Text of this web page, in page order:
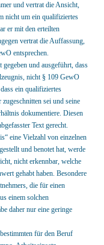
und vertrat die Ansicht,
nicht um ein qualifiziertes
er mit den erteilten
vertrat die Auffassung,
entsprechen.
und ausgeführt, dass
nicht § 109 GewO
ein qualifiziertes
sei und seine
dokumentiere. Diesen
Text gerecht.
eine Vielzahl von einzelnen
und benotet hat, werde
nicht erkennbar, welche
gehabt haben. Besondere
die für einen
einem solchen
daher nur eine geringe
für den Beruf